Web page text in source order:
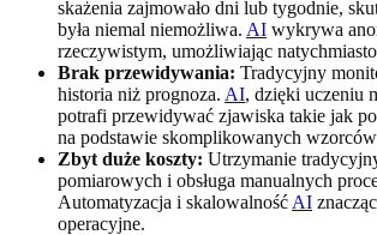
skażenia zajmowało dni lub tygodnie,
była niemal niemożliwa. AI wykrywa
rzeczywistym, umożliwiając
Brak przewidywania: Tradycyjny
historia niż prognoza. AI, dzięki uczeniu
potrafi przewidywać zjawiska takie jak
na podstawie skomplikowanych
Zbyt duże koszty: Utrzymanie
pomiarowych i obsługa manualnych
Automatyzacja i skalowalność AI
operacyjne.